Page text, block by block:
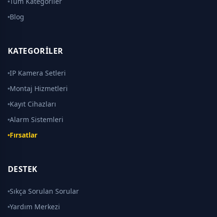
Blog
KATEGORILER
IP Kamera Setleri
Montaj Hizmetleri
Kayıt Cihazları
Alarm Sistemleri
Fırsatlar
DESTEK
Sıkça Sorulan Sorular
Yardım Merkezi